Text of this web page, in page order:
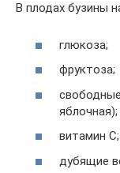
В плодах бузины
глюкоза;
фруктоза;
яблочная);
витамин С;
дубящие